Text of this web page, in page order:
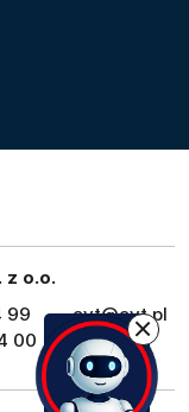
z o.o.
99
00
avt@avt.pl
avt.pl